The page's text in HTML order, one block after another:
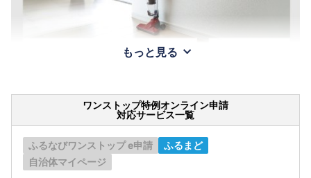
もっと見る
ワンストップ特例オンライン申請
対応サービス一覧
ふるなびワンストップ e申請
ふるまど
自治体マイページ